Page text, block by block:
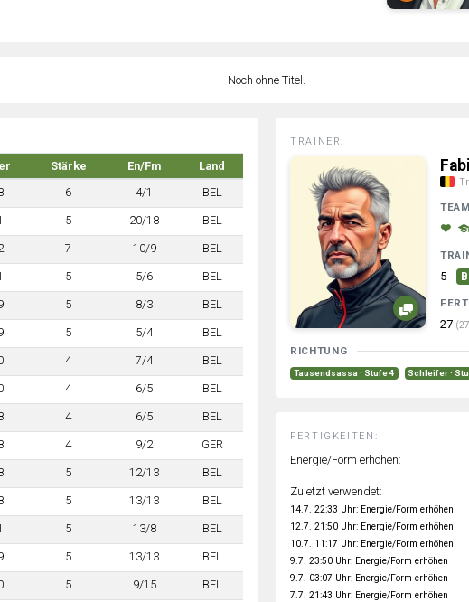
Noch ohne Titel.
Stärke En/Fm Land
6 4/1 BEL
5 20/18 BEL
7 10/9 BEL
5 5/6 BEL
5 8/3 BEL
5 5/4 BEL
4 7/4 BEL
4 6/5 BEL
4 6/5 BEL
4 9/2 GER
5 12/13 BEL
5 13/13 BEL
5 13/8 BEL
5 13/13 BEL
5 9/15 BEL
TRAINER:
5
27
RICHTUNG
Tausendsassa · Stufe 4 Schleifer ·
FERTIGKEITEN:
Energie/Form erhöhen:
Zuletzt verwendet:
14.7. 22:33 Uhr: Energie/Form erhöhen
12.7. 21:50 Uhr: Energie/Form erhöhen
10.7. 11:17 Uhr: Energie/Form erhöhen
9.7. 23:50 Uhr: Energie/Form erhöhen
9.7. 03:07 Uhr: Energie/Form erhöhen
7.7. 21:43 Uhr: Energie/Form erhöhen